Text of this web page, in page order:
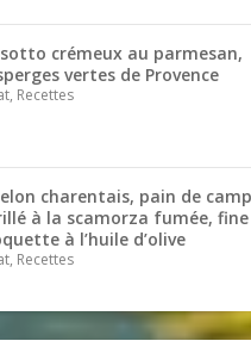
crémeux au parmesan,
vertes de Provence
Recettes
charentais, pain de
à la scamorza fumée, fine
à l’huile d’olive
Recettes